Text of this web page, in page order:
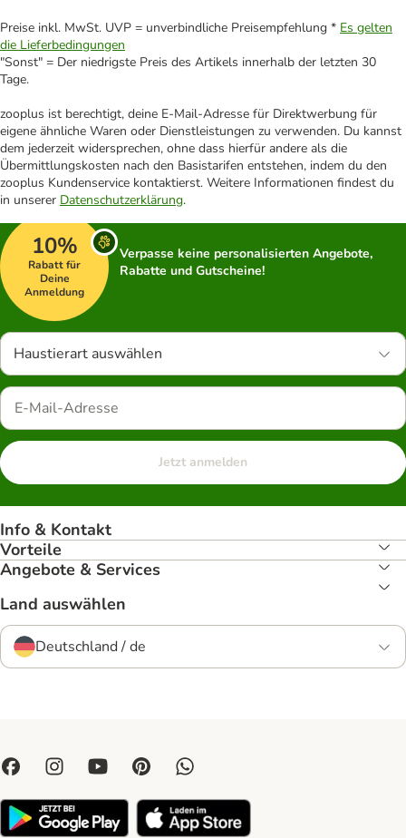
Preise inkl. MwSt. UVP = unverbindliche Preisempfehlung * Es gelten
die Lieferbedingungen
"Sonst" = Der niedrigste Preis des Artikels innerhalb der letzten 30
Tage.
zooplus ist berechtigt, deine E-Mail-Adresse für Direktwerbung für
eigene ähnliche Waren oder Dienstleistungen zu verwenden. Du kannst
dem jederzeit widersprechen, ohne dass hierfür andere als die
Übermittlungskosten nach den Basistarifen entstehen, indem du den
zooplus Kundenservice kontaktierst. Weitere Informationen findest du
in unserer Datenschutzerklärung.
10%
Rabatt für
Deine
Anmeldung
Verpasse keine personalisierten Angebote,
Rabatte und Gutscheine!
Haustierart auswählen
Jetzt anmelden
Info & Kontakt
Vorteile
Angebote & Services
Land auswählen
Deutschland / de